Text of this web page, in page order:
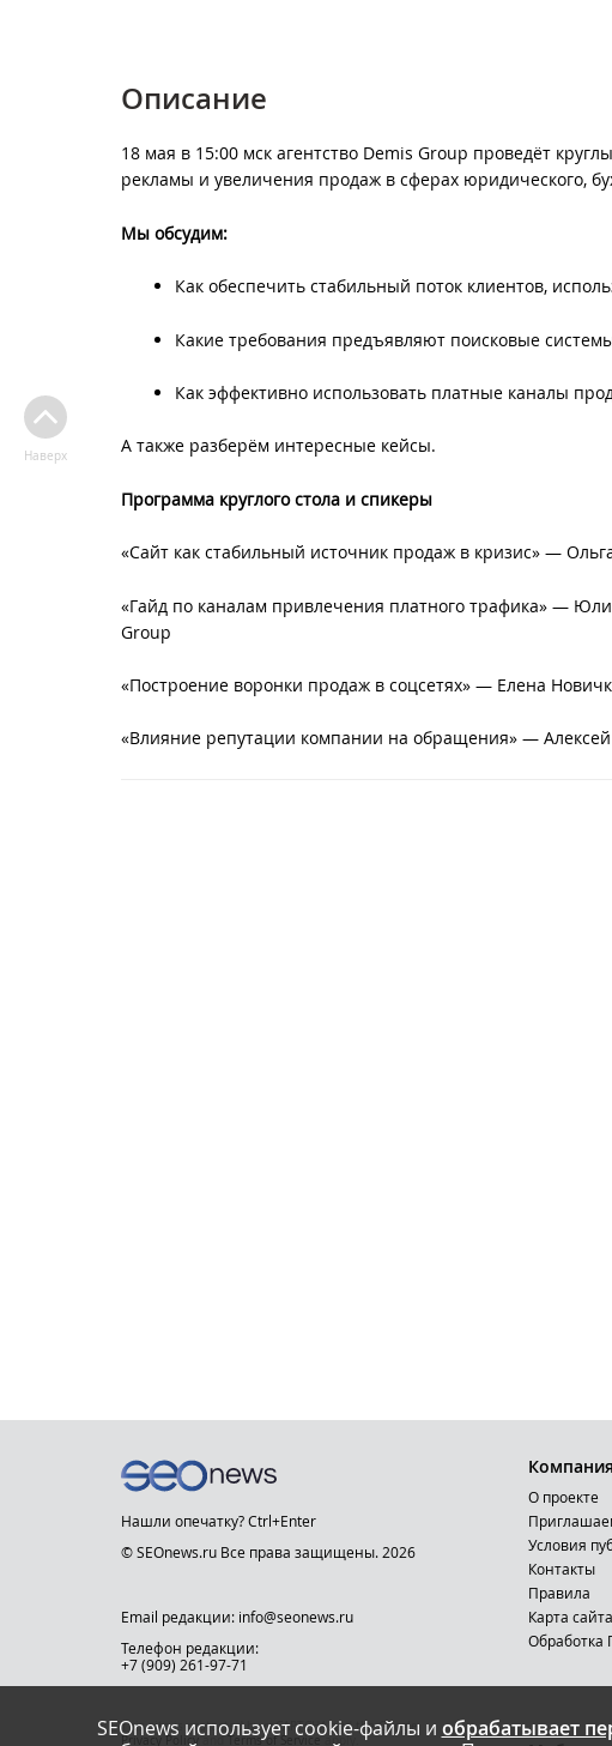
Описание
18 мая в 15:00 мск агентство Demis Group проведёт
рекламы и увеличения продаж в сферах юридического,
Мы обсудим:
Как обеспечить стабильный поток клиентов,
Какие требования предъявляют поисковые
Как эффективно использовать платные каналы
А также разберём интересные кейсы.
Программа круглого стола и спикеры
«Сайт как стабильный источник продаж в кризис» —
«Гайд по каналам привлечения платного трафика» —
Group
«Построение воронки продаж в соцсетях» — Елена
«Влияние репутации компании на обращения» — Алексей
Наверх
SEOnews использует cookie-файлы и обрабатывает
Нашли опечатку? Ctrl+Enter
© SEOnews.ru Все права защищены. 2026
Email редакции: info@seonews.ru
Телефон редакции:
+7 (909) 261-97-71
This site is protected by reCAPTCHA and the Google
Privacy Policyand Terms of Serviceapply.
Компания
О проекте
Условия
Контакты
Правила
Карта сайта
Обработка